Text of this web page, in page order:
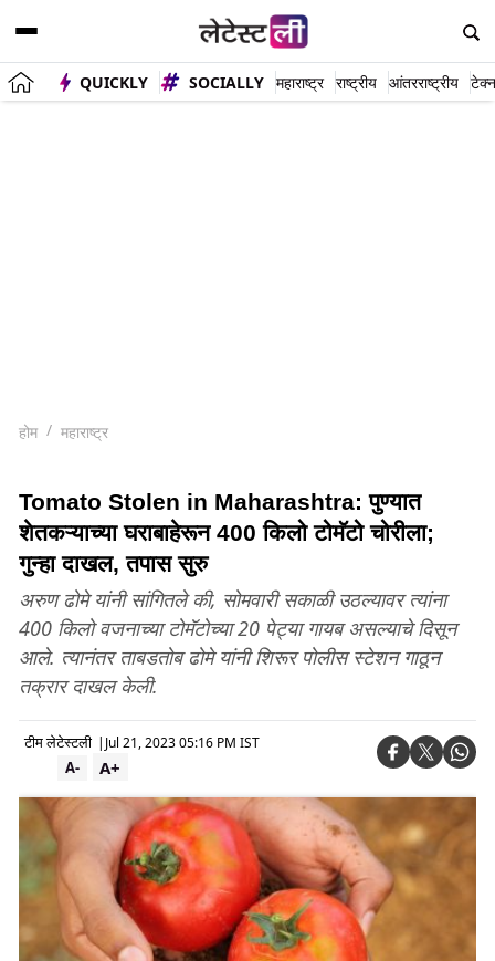
QUICKLY SOCIALLY महाराष्ट्र राष्ट्रीय आंतरराष्ट्रीय
होम महाराष्ट्र
Tomato Stolen in Maharashtra: पुण्यात
शेतकऱ्याच्या घराबाहेरून 400 किलो टोमॅटो चोरीला;
गुन्हा दाखल, तपास सुरु
अरुण ढोमे यांनी सांगितले की, सोमवारी सकाळी उठल्यावर त्यांना
400 किलो वजनाच्या टोमॅटोच्या 20 पेट्या गायब असल्याचे दिसून
आले. त्यानंतर ताबडतोब ढोमे यांनी शिरूर पोलीस स्टेशन गाठून
तक्रार दाखल केली.
टीम लेटेस्टली | Jul 21, 2023 05:16 PM IST
A+
A-